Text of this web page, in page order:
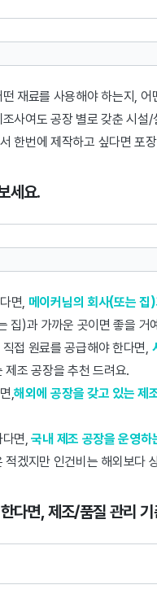
재료를 사용해야 하는지,
사여도 공장 별로 갖춘 시
한번에 제작하고 싶다면 포
세요.
면, 메이커님의 회사(또는 집
집)과 가까운 곳이면 좋을 거
접 원료를 공급해야 한다면,
제조 공장을 추천 드려요.
,해외에 공장을 갖고 있는 제
다면,국내 제조 공장을 운영하
적겠지만 인건비는 해외보다
다면, 제조/품질 관리